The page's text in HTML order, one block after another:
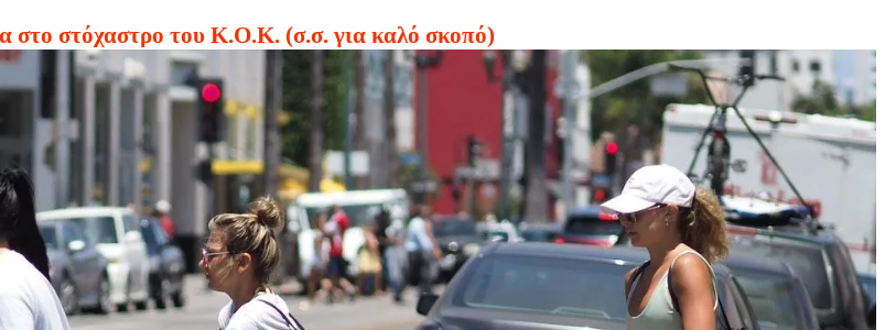
στο στόχαστρο του Κ.Ο.Κ. (σ.σ. για καλό σκοπό)